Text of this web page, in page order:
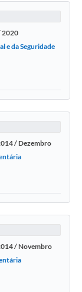
2020
e da Seguridade
/ Dezembro
/ Novembro